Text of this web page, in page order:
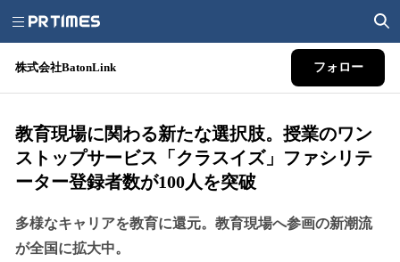
株式会社BatonLink フォロー
教育現場に関わる新たな選択肢。授業のワン
ストップサービス「クラスイズ」ファシリテ
ーター登録者数が100人を突破
多様なキャリアを教育に還元。教育現場へ参画の新潮流
が全国に拡大中。